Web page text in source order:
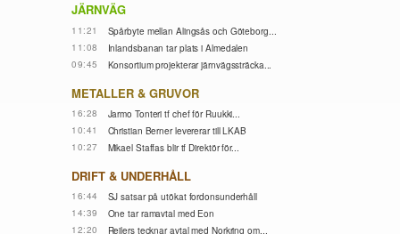
JÄRNVÄG
11:21
Spårbyte mellan Alingsås och Göteborg...
11:08
Inlandsbanan tar plats i Almedalen
09:45
Konsortium projekterar järnvägssträcka...
METALLER & GRUVOR
16:28
Jarmo Tonteri tf chef för Ruukki...
10:41
Christian Berner levererar till LKAB
10:27
Mikael Staffas blir tf Direktör för...
DRIFT & UNDERHÅLL
16:44
SJ satsar på utökat fordonsunderhåll
14:39
One tar ramavtal med Eon
12:20
Rejlers tecknar avtal med Norkring om...